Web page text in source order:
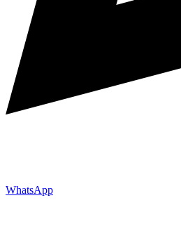
WhatsApp